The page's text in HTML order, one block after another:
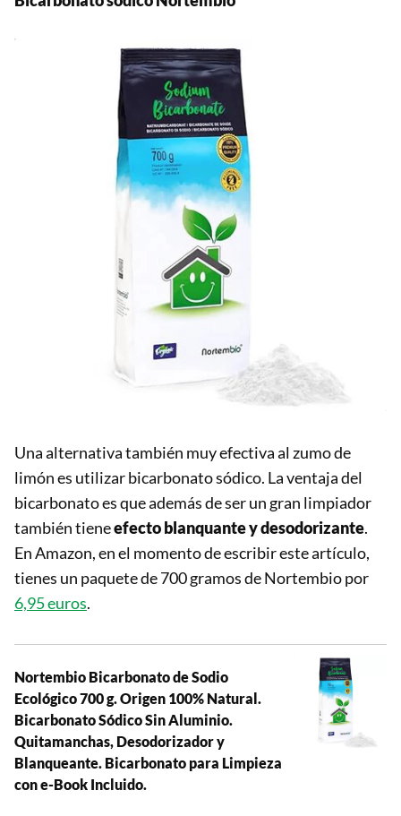
Una alternativa también muy efectiva al zumo de
limón es utilizar bicarbonato sódico. La ventaja del
bicarbonato es que además de ser un gran limpiador
también tieneefecto blanquante y desodorizante.
En Amazon, en el momento de escribir este artículo,
tienes un paquete de 700 gramos de Nortembio por
6,95 euros.
Nortembio Bicarbonato de Sodio
Ecológico 700 g. Origen 100% Natural.
Bicarbonato Sódico Sin Aluminio.
Quitamanchas, Desodorizador y
Blanqueante. Bicarbonato para Limpieza
con e-Book Incluido.